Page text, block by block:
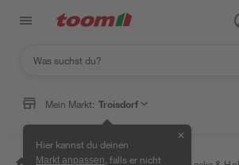
Mein Markt: Troisdorf
Hier kannst du deinen
Markt anpassen , falls er nicht
✕